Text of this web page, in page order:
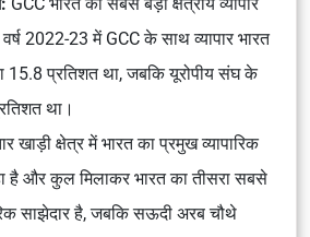
वर्ष 2022-23 में GCC के साथ व्यापार भारत
15.8 प्रतिशत था, जबकि यूरोपीय संघ के
था।
खाड़ी क्षेत्र में भारत का प्रमुख व्यापारिक
है और कुल मिलाकर भारत का तीसरा सबसे
साझेदार है, जबकि सऊदी अरब चौथे